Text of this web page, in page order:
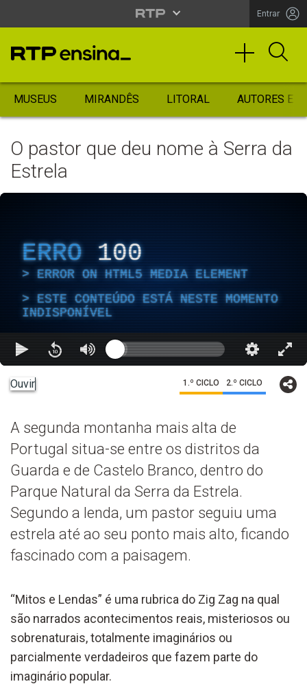
Entrar
MUSEUS MIRANDÊS LITORAL AUTORES
O pastor que deu nome à Serra da
Estrela
ERRO 100
ERROR ON HTML5 MEDIA ELEMENT
ESTE CONTEÚDO ESTÁ NESTE MOMENTO
INDISPONÍVEL
Ouvir 1.º CICLO 2.º CICLO
A segunda montanha mais alta de
Portugal situa-se entre os distritos da
Guarda e de Castelo Branco, dentro do
Parque Natural da Serra da Estrela.
Segundo a lenda, um pastor seguiu uma
estrela até ao seu ponto mais alto, ficando
fascinado com a paisagem.
“Mitos e Lendas” é uma rubrica do Zig Zag na qual
são narrados acontecimentos reais, misteriosos ou
sobrenaturais, totalmente imaginários ou
parcialmente verdadeiros que fazem parte do
imaginário popular.